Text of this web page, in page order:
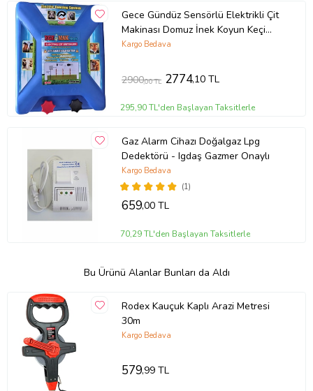
Gece Gündüz Sensörlü Elektrikli Çit
Makinası Domuz İnek Koyun Keçi
Yabani Hayvan Kovucu
Kargo Bedava
2900,00 TL 2774,10 TL
295,90 TL'den Başlayan Taksitlerle
Gaz Alarm Cihazı Doğalgaz Lpg
Dedektörü - Igdaş Gazmer Onaylı
(1)
Kargo Bedava
659,00 TL
70,29 TL'den Başlayan Taksitlerle
Bu Ürünü Alanlar Bunları da Aldı
Rodex Kauçuk Kaplı Arazi Metresi
30m
Kargo Bedava
579,99 TL